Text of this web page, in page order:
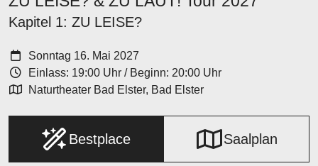
Kapitel 1: ZU LEISE?
Sonntag 16. Mai 2027
Einlass: 19:00 Uhr / Beginn: 20:00 Uhr
Naturtheater Bad Elster, Bad Elster
Bestplace Saalplan